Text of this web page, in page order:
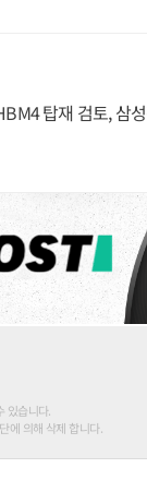
탑재 검토, 삼
있습니다.
에 의해 삭제 합니다.